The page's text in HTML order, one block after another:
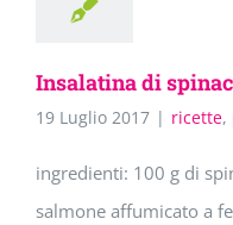
Insalatina di
19 Luglio 2017 | ricette,
ingredienti: 100 g di
salmone affumicato a